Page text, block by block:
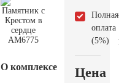
О комплексе
Полная
оплата
(5%)
Цена